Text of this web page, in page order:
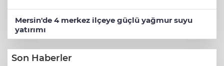
Mersin'de 4 merkez ilçeye güçlü yağmur suyu
yatırımı
Son Haberler